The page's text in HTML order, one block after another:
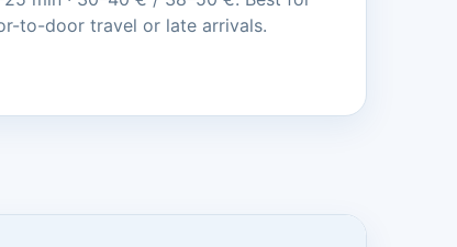
to-door travel or late arrivals.